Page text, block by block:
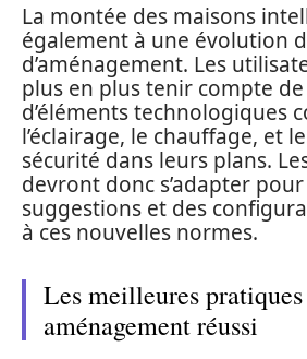
La montée des maisons
également à une évolution
d’aménagement. Les
plus en plus tenir compte
d’éléments technologiques
l’éclairage, le chauffage, et
sécurité dans leurs plans.
devront donc s’adapter
suggestions et des
à ces nouvelles normes.
Les meilleures
aménagement réussi